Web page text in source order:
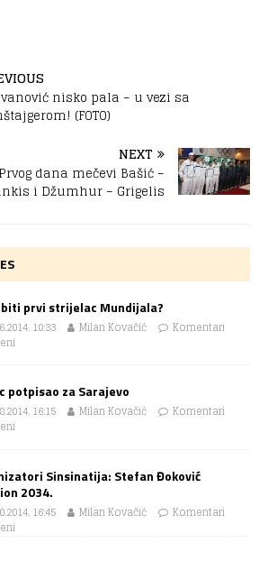
nisko pala – u vezi sa
(FOTO)
NEXT
dana mečevi Bašić –
i Džumhur – Grigelis
biti prvi strijelac Mundijala?
10:33 Milan Kovačić
Komentari
potpisao za Sarajevo
16:15 Milan Kovačić
Komentari
Sinsinatija: Stefan Đoković
2034.
16:45 Milan Kovačić
Komentari